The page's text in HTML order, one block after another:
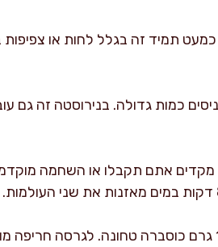
תמיד זה בגלל לחות או
כמות גדולה. בנירוסטה זה גם
מקדים אתם תקבלו או השחמה